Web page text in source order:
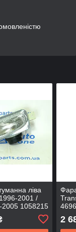
ліва
2001 /
1058215
2